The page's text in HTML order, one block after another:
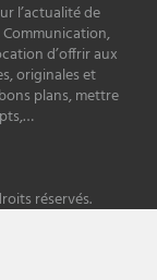
l’actualité de
Communication,
d’offrir aux
originales et
plans, mettre
réservés.